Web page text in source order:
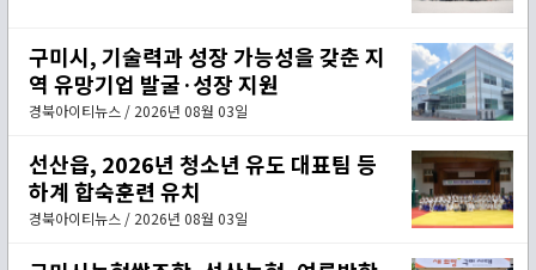
구미시, 기술력과 성장 가능성을 갖춘 지
역 유망기업 발굴·성장 지원
경북아이티뉴스 / 2026년 08월 03일
선산읍, 2026년 청소년 유도 대표팀 등
하계 합숙훈련 유치
경북아이티뉴스 / 2026년 08월 03일